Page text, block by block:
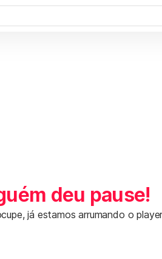
deu pause!
já estamos arrumando o